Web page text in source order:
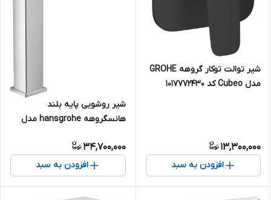
شیر توالت توکار گروهه GROHE
مدل Cubeo کد 1017772430
13,300,000
افزودن به سبد
شیر روشویی پایه بلند
هانسگروهه hansgrohe مدل
34,700,000
افزودن به سبد